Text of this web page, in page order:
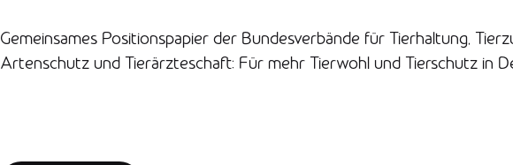
Gemeinsames Positionspapier der Bundesverbände für Tierhaltung,
Artenschutz und Tierärzteschaft: Für mehr Tierwohl und Tierschutz in